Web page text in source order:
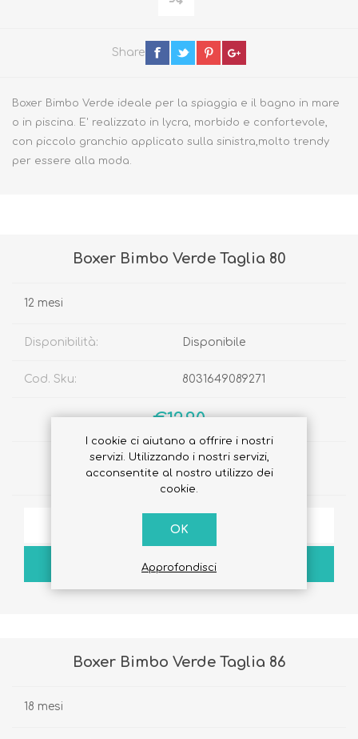
Share
Boxer Bimbo Verde ideale per la spiaggia e il bagno in mare
o in piscina. E' realizzato in lycra, morbido e confortevole,
con piccolo granchio applicato sulla sinistra,molto trendy
per essere alla moda.
Boxer Bimbo Verde Taglia 80
12 mesi
Disponibilità: Disponibile
Cod. Sku: 8031649089271
€12,90
Quantità:
AGGIUNGI ALLA LISTA DEI DESIDERI
ACQUISTA
Boxer Bimbo Verde Taglia 86
18 mesi
I cookie ci aiutano a offrire i nostri
servizi. Utilizzando i nostri servizi,
acconsentite al nostro utilizzo dei
cookie.
OK
Approfondisci